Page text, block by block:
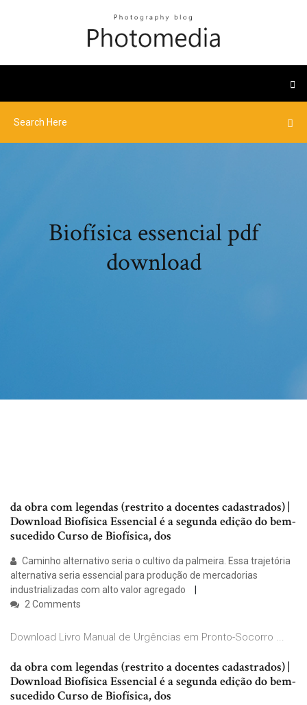
Biofísica essencial pdf
download
da obra com legendas (restrito a docentes cadastrados) |
Download Biofísica Essencial é a segunda edição do bem-
sucedido Curso de Biofísica, dos
Caminho alternativo seria o cultivo da palmeira. Essa trajetória
alternativa seria essencial para produção de mercadorias
industrializadas com alto valor agregado
2 Comments
Download Livro Manual de Urgências em Pronto-Socorro ...
da obra com legendas (restrito a docentes cadastrados) |
Download Biofísica Essencial é a segunda edição do bem-
sucedido Curso de Biofísica, dos